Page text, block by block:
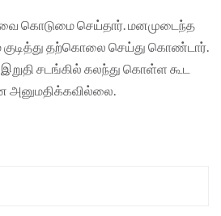
கொடுமை செய்தார். மனமுடைந்த
தற்கொலை செய்து கொண்டார்.
சடங்கில் கலந்து கொள்ள கூட